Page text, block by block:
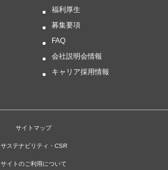
福利厚生
募集要項
FAQ
会社説明会情報
キャリア採用情報
サイトマップ
サステナビリティ・CSR
サイトのご利用について